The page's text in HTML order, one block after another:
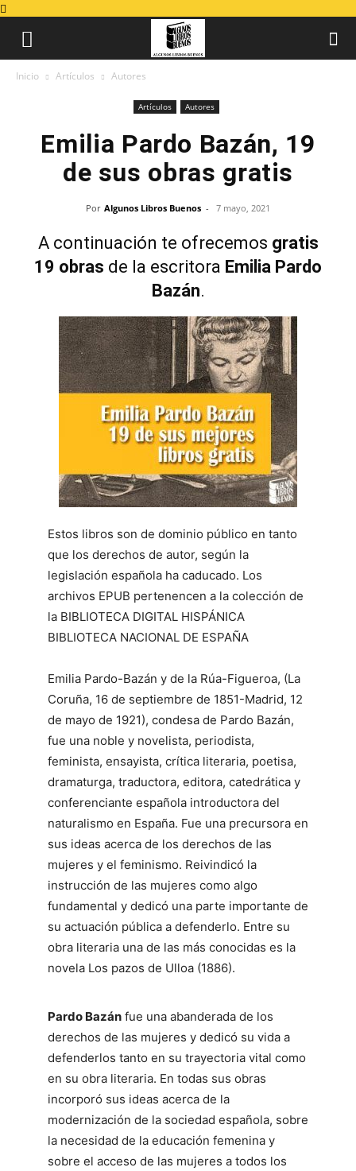
Inicio Artículos Autores
Artículos Autores
Emilia Pardo Bazán, 19
de sus obras gratis
Por Algunos Libros Buenos - 7 mayo, 2021
A continuación te ofrecemos gratis
19 obras de la escritora Emilia Pardo
Bazán.
Estos libros son de dominio público en tanto
que los derechos de autor, según la
legislación española ha caducado. Los
archivos EPUB pertenencen a la colección de
la BIBLIOTECA DIGITAL HISPÁNICA
BIBLIOTECA NACIONAL DE ESPAÑA
Emilia Pardo-Bazán y de la Rúa-Figueroa, (La
Coruña, 16 de septiembre de 1851-Madrid, 12
de mayo de 1921), condesa de Pardo Bazán,
fue una noble y novelista, periodista,
feminista, ensayista, crítica literaria, poetisa,
dramaturga, traductora, editora, catedrática y
conferenciante española introductora del
naturalismo en España. Fue una precursora en
sus ideas acerca de los derechos de las
mujeres y el feminismo. Reivindicó la
instrucción de las mujeres como algo
fundamental y dedicó una parte importante de
su actuación pública a defenderlo. Entre su
obra literaria una de las más conocidas es la
novela Los pazos de Ulloa (1886).
Pardo Bazán fue una abanderada de los
derechos de las mujeres y dedicó su vida a
defenderlos tanto en su trayectoria vital como
en su obra literaria. En todas sus obras
incorporó sus ideas acerca de la
modernización de la sociedad española, sobre
la necesidad de la educación femenina y
sobre el acceso de las mujeres a todos los